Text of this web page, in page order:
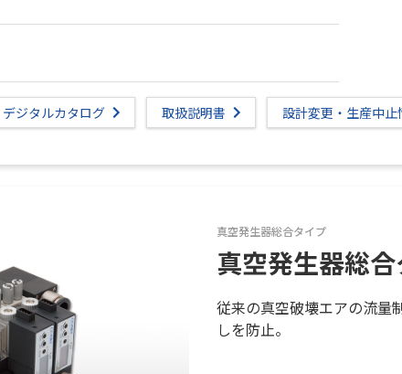
デジタルカタログ 取扱説明書 設計変更・生産中止
真空発生器総合タイプ
真空発生器総
従来の真空破壊エアの流量
しを防止。